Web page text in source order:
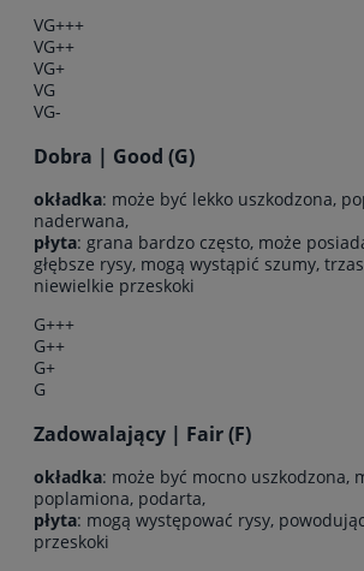
VG+++
VG++
VG+
VG
VG-
Dobra | Good (G)
okładka: może być lekko uszkodzona,
naderwana,
płyta: grana bardzo często, może
głębsze rysy, mogą wystąpić szumy,
niewielkie przeskoki
G+++
G++
G+
G
Zadowalający | Fair (F)
okładka: może być mocno uszkodzona,
poplamiona, podarta,
płyta: mogą występować rysy,
przeskoki